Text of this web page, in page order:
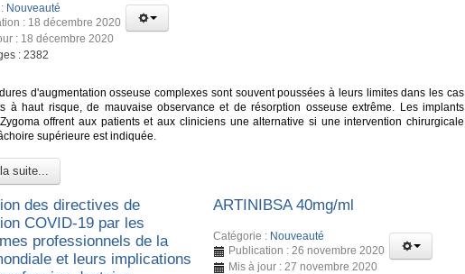
Nouveauté
: 18 décembre 2020
: 18 décembre 2020
: 2382
d'augmentation osseuse complexes sont souvent poussées à leurs limites dans les cas
à haut risque, de mauvaise observance et de résorption osseuse extrême. Les implants
offrent aux patients et aux cliniciens une alternative si une intervention chirurgicale
supérieure est indiquée.
suite...
des directives de
COVID-19 par les
professionnels de la
et leurs implications
ARTINIBSA 40mg/ml
Catégorie : Nouveauté
Publication : 26 novembre 2020
Mis à jour : 27 novembre 2020